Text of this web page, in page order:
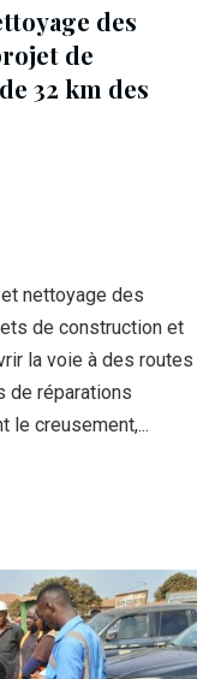
des
de
32 km des
nettoyage des
de construction et
la voie à des routes
de réparations
le creusement,...